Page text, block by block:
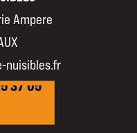
Ampere
nuisibles.fr
37 05
37 05